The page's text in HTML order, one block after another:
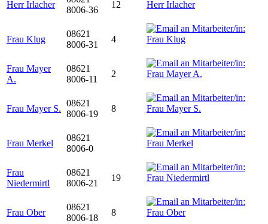
Herr Irlacher
8006-36
12
Frau Klug
08621
8006-31
4
Frau Mayer
A.
08621
8006-11
2
Frau Mayer S.
08621
8006-19
8
Frau Merkel
08621
8006-0
Frau
Niedermirtl
08621
8006-21
19
Frau Ober
08621
8006-18
8